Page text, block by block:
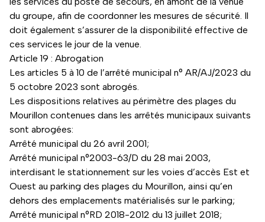
du groupe, afin de coordonner les mesures de sécurité. Il
doit également s’assurer de la disponibilité effective de
ces services le jour de la venue.
Article 19 : Abrogation
Les articles 5 à 10 de l’arrêté municipal n° AR/AJ/2023 du
5 octobre 2023 sont abrogés.
Les dispositions relatives au périmètre des plages du
Mourillon contenues dans les arrêtés municipaux suivants
sont abrogées:
Arrêté municipal du 26 avril 2001;
Arrêté municipal n°2003-63/D du 28 mai 2003,
interdisant le stationnement sur les voies d’accès Est et
Ouest au parking des plages du Mourillon, ainsi qu’en
dehors des emplacements matérialisés sur le parking;
Arrêté municipal n°RD 2018-2012 du 13 juillet 2018;